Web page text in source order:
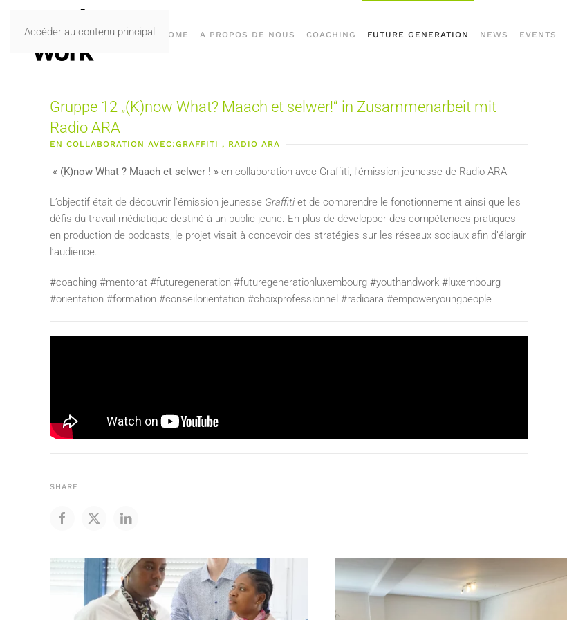
Accéder au contenu principal HOME A PROPOS DE NOUS COACHING FUTURE GENERATION NEWS EVENTS
Gruppe 12 „(K)now What? Maach et selwer!“ in Zusammenarbeit mit
Radio ARA
EN COLLABORATION AVEC:GRAFFITI , RADIO ARA
« (K)now What ? Maach et selwer ! » en collaboration avec Graffiti, l'émission jeunesse de Radio ARA
L’objectif était de découvrir l’émission jeunesse Graffiti et de comprendre le fonctionnement ainsi que les
défis du travail médiatique destiné à un public jeune. En plus de développer des compétences pratiques
en production de podcasts, le projet visait à concevoir des stratégies sur les réseaux sociaux afin d’élargir
l’audience.
#coaching #mentorat #futuregeneration #futuregenerationluxembourg #youthandwork #luxembourg
#orientation #formation #conseilorientation #choixprofessionnel #radioara #empoweryoungpeople
SHARE